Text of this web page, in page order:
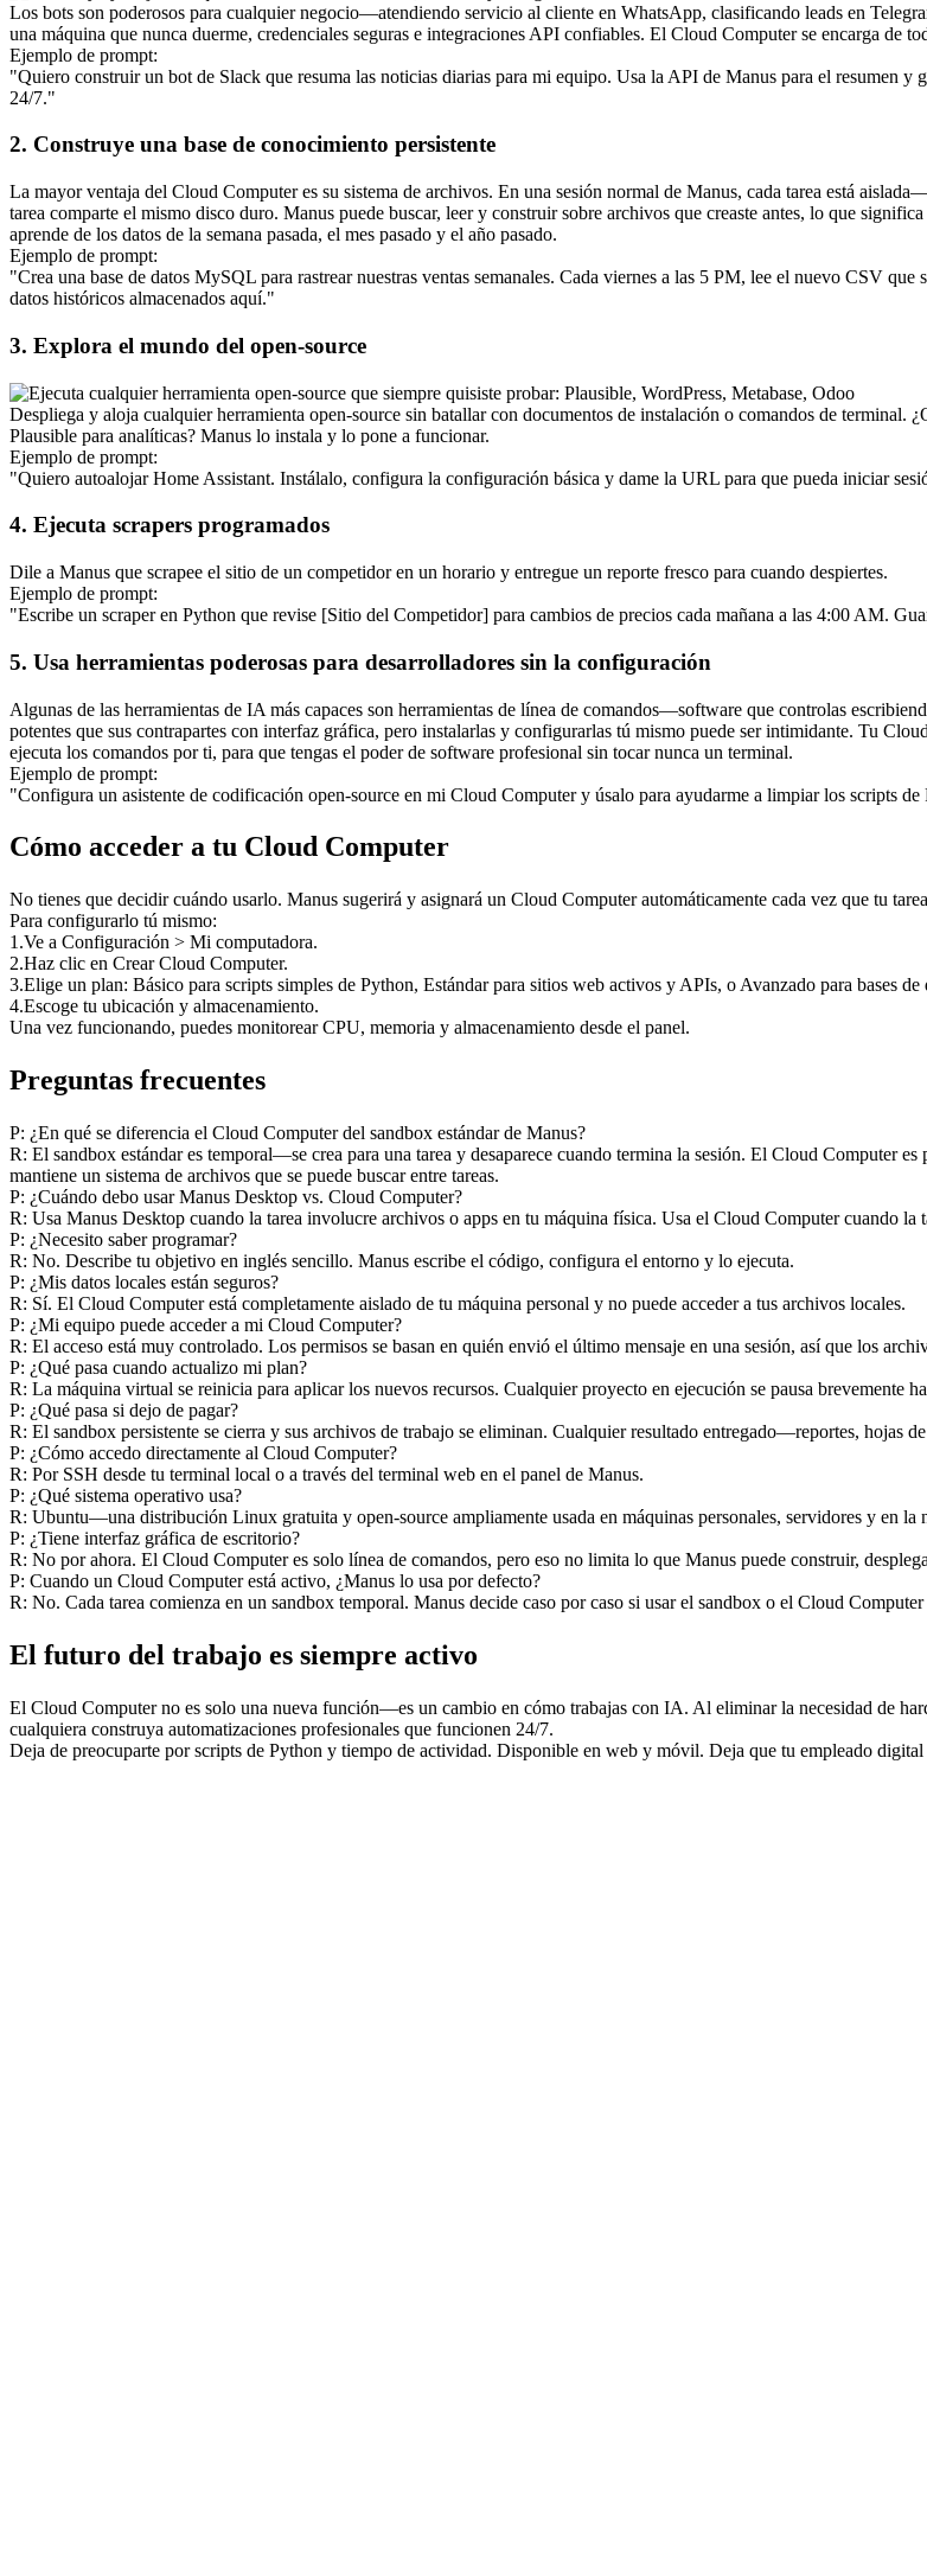
Los bots son poderosos para cualquier negocio—atendiendo servicio al cliente en WhatsApp, clasificando leads en
una máquina que nunca duerme, credenciales seguras e integraciones API confiables. El Cloud Computer se encarga de
Ejemplo de prompt:
"Quiero construir un bot de Slack que resuma las noticias diarias para mi equipo. Usa la API de Manus para el resumen y
24/7."
2. Construye una base de conocimiento persistente
La mayor ventaja del Cloud Computer es su sistema de archivos. En una sesión normal de Manus, cada tarea está
tarea comparte el mismo disco duro. Manus puede buscar, leer y construir sobre archivos que creaste antes, lo que
aprende de los datos de la semana pasada, el mes pasado y el año pasado.
Ejemplo de prompt:
"Crea una base de datos MySQL para rastrear nuestras ventas semanales. Cada viernes a las 5 PM, lee el nuevo CSV
datos históricos almacenados aquí."
3. Explora el mundo del open-source
Despliega y aloja cualquier herramienta open-source sin batallar con documentos de instalación o comandos de terminal.
Plausible para analíticas? Manus lo instala y lo pone a funcionar.
Ejemplo de prompt:
"Quiero autoalojar Home Assistant. Instálalo, configura la configuración básica y dame la URL para que pueda iniciar
4. Ejecuta scrapers programados
Dile a Manus que scrapee el sitio de un competidor en un horario y entregue un reporte fresco para cuando despiertes.
Ejemplo de prompt:
"Escribe un scraper en Python que revise [Sitio del Competidor] para cambios de precios cada mañana a las 4:00 AM.
5. Usa herramientas poderosas para desarrolladores sin la configuración
Algunas de las herramientas de IA más capaces son herramientas de línea de comandos—software que controlas
potentes que sus contrapartes con interfaz gráfica, pero instalarlas y configurarlas tú mismo puede ser intimidante. Tu
ejecuta los comandos por ti, para que tengas el poder de software profesional sin tocar nunca un terminal.
Ejemplo de prompt:
"Configura un asistente de codificación open-source en mi Cloud Computer y úsalo para ayudarme a limpiar los scripts
Cómo acceder a tu Cloud Computer
No tienes que decidir cuándo usarlo. Manus sugerirá y asignará un Cloud Computer automáticamente cada vez que tu
Para configurarlo tú mismo:
1 .Ve a Configuración > Mi computadora.
2.Haz clic en Crear Cloud Computer.
3.Elige un plan: Básico para scripts simples de Python, Estándar para sitios web activos y APIs, o Avanzado para bases de
4.Escoge tu ubicación y almacenamiento.
Una vez funcionando, puedes monitorear CPU, memoria y almacenamiento desde el panel.
Preguntas frecuentes
P: ¿En qué se diferencia el Cloud Computer del sandbox estándar de Manus?
R: El sandbox estándar es temporal—se crea para una tarea y desaparece cuando termina la sesión. El Cloud Computer
mantiene un sistema de archivos que se puede buscar entre tareas.
P: ¿Cuándo debo usar Manus Desktop vs. Cloud Computer?
R: Usa Manus Desktop cuando la tarea involucre archivos o apps en tu máquina física. Usa el Cloud Computer cuando la
P: ¿Necesito saber programar?
R: No. Describe tu objetivo en inglés sencillo. Manus escribe el código, configura el entorno y lo ejecuta.
P: ¿Mis datos locales están seguros?
R: Sí. El Cloud Computer está completamente aislado de tu máquina personal y no puede acceder a tus archivos locales.
P: ¿Mi equipo puede acceder a mi Cloud Computer?
R: El acceso está muy controlado. Los permisos se basan en quién envió el último mensaje en una sesión, así que los
P: ¿Qué pasa cuando actualizo mi plan?
R: La máquina virtual se reinicia para aplicar los nuevos recursos. Cualquier proyecto en ejecución se pausa brevemente
P: ¿Qué pasa si dejo de pagar?
R: El sandbox persistente se cierra y sus archivos de trabajo se eliminan. Cualquier resultado entregado—reportes, hojas
P: ¿Cómo accedo directamente al Cloud Computer?
R: Por SSH desde tu terminal local o a través del terminal web en el panel de Manus.
P: ¿Qué sistema operativo usa?
R: Ubuntu—una distribución Linux gratuita y open-source ampliamente usada en máquinas personales, servidores y en la
P: ¿Tiene interfaz gráfica de escritorio?
R: No por ahora. El Cloud Computer es solo línea de comandos, pero eso no limita lo que Manus puede construir,
P: Cuando un Cloud Computer está activo, ¿Manus lo usa por defecto?
R: No. Cada tarea comienza en un sandbox temporal. Manus decide caso por caso si usar el sandbox o el Cloud Computer
El futuro del trabajo es siempre activo
El Cloud Computer no es solo una nueva función—es un cambio en cómo trabajas con IA. Al eliminar la necesidad de
cualquiera construya automatizaciones profesionales que funcionen 24/7.
Deja de preocuparte por scripts de Python y tiempo de actividad. Disponible en web y móvil. Deja que tu empleado